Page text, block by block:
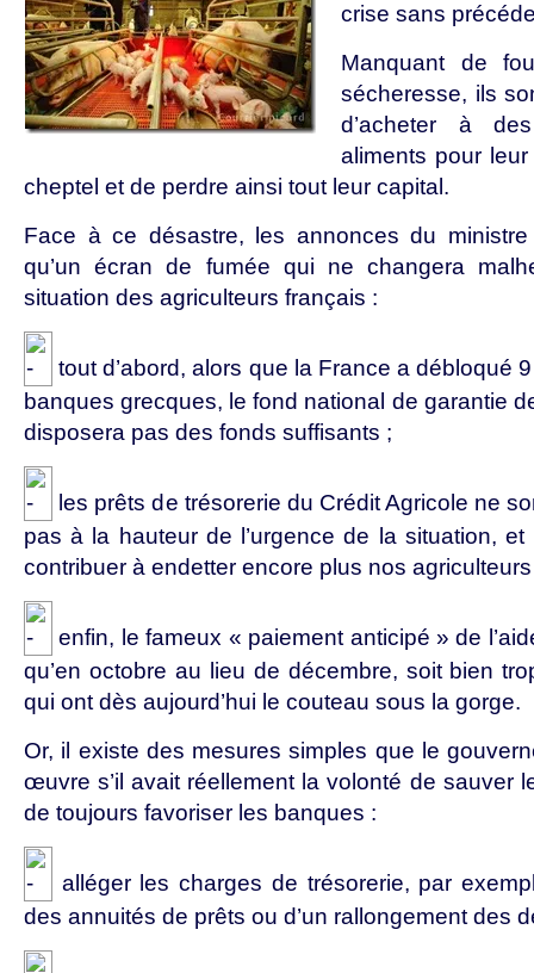
crise sans
Manquant de
sécheresse, ils
d’acheter à
aliments pour
cheptel et de perdre ainsi tout leur capital.
Face à ce désastre, les annonces du ministre
qu’un écran de fumée qui ne changera
situation des agriculteurs français :
tout d’abord, alors que la France a débloqué
banques grecques, le fond national de garantie
disposera pas des fonds suffisants ;
les prêts de trésorerie du Crédit Agricole ne
pas à la hauteur de l’urgence de la situation, et
contribuer à endetter encore plus nos
enfin, le fameux « paiement anticipé » de
qu’en octobre au lieu de décembre, soit bien
qui ont dès aujourd’hui le couteau sous la gorge.
Or, il existe des mesures simples que le
œuvre s’il avait réellement la volonté de sauver
de toujours favoriser les banques :
alléger les charges de trésorerie, par
des annuités de prêts ou d’un rallongement des